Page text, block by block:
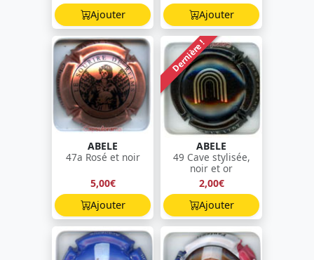
Ajouter
Ajouter
ABELE
47a Rosé et noir
5,00€
Ajouter
Dernière !
ABELE
49 Cave stylisée,
noir et or
2,00€
Ajouter